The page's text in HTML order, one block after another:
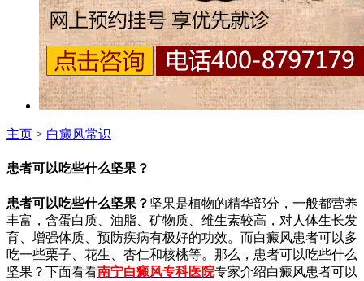
主页 > 白癜风常识
患者可以吃些什么坚果？
患者可以吃些什么坚果？ 坚果是植物的精华部分，一般都营养
丰富，含蛋白质、油脂、矿物质、维生素较高，对人体生长发
育、增强体质、预防疾病有极好的功效。而白癜风患者可以多
吃一些栗子、花生、杏仁和核桃等。那么，患者可以吃些什么
坚果？下面看看南宁白癜风专科医院专家介绍白癜风患者可以